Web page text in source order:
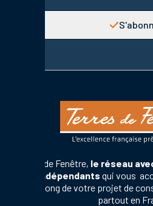
Terres de Fenêtre, le réseau
vente indépendants qui vous
tout au long de votre projet de
partout en